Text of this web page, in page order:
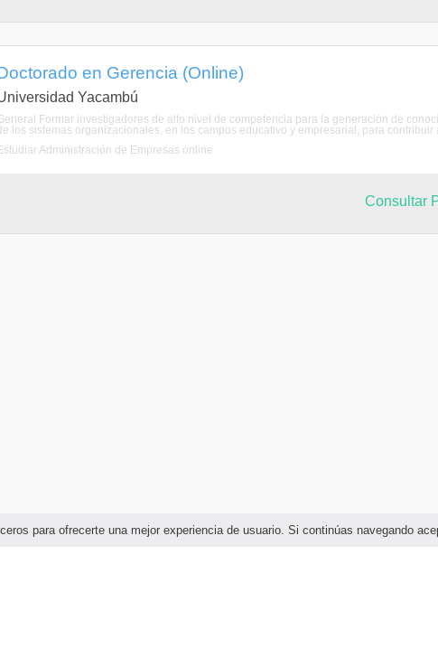
para ofrecerte una mejor experiencia de usuario. Si continúas navegando
en Gerencia (Online)
Yacambú
Formar investigadores de alto nivel de competencia para la generación de
los sistemas organizacionales, en los campos educativo y empresarial, para
Administración de Empresas online
Consultar